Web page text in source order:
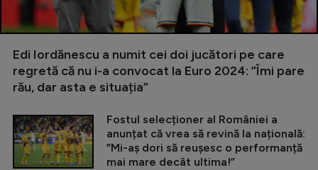
Edi Iordănescu a numit cei doi jucători pe care
regretă că nu i-a convocat la Euro 2024: ”Îmi pare
rău, dar asta e situația”
Fostul selecționer al României a
anunțat că vrea să revină la națională:
”Mi-aș dori să reușesc o performanță
mai mare decât ultima!”